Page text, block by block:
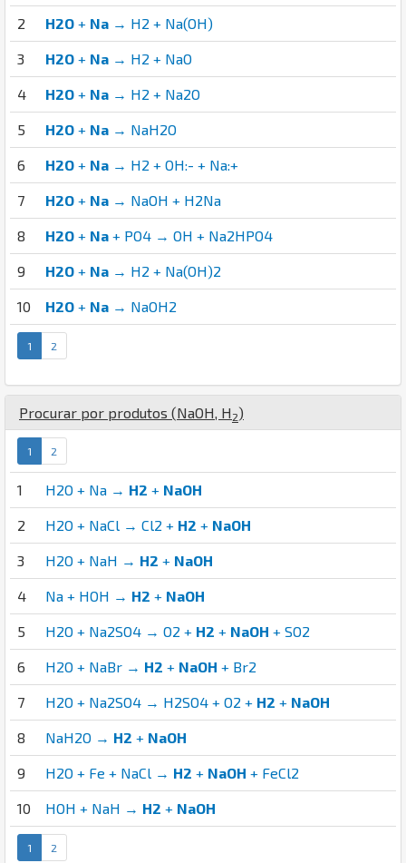
2 H2O + Na → H2 + Na(OH)
3 H2O + Na → H2 + NaO
4 H2O + Na → H2 + Na2O
5 H2O + Na → NaH2O
6 H2O + Na → H2 + OH:- + Na:+
7 H2O + Na → NaOH + H2Na
8 H2O + Na + PO4 → OH + Na2HPO4
9 H2O + Na → H2 + Na(OH)2
10 H2O + Na → NaOH2
1 2
Procurar por produtos (NaOH, H 2)
1 2
1 H2O + Na → H2 + NaOH
2 H2O + NaCl → Cl2 + H2 + NaOH
3 H2O + NaH → H2 + NaOH
4 Na + HOH → H2 + NaOH
5 H2O + Na2SO4 → O2 + H2 + NaOH + SO2
6 H2O + NaBr → H2 + NaOH + Br2
7 H2O + Na2SO4 → H2SO4 + O2 + H2 + NaOH
8 NaH2O → H2 + NaOH
9 H2O + Fe + NaCl → H2 + NaOH + FeCl2
10 HOH + NaH → H2 + NaOH
1 2